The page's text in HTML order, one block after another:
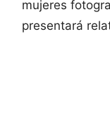
mujeres
presentará